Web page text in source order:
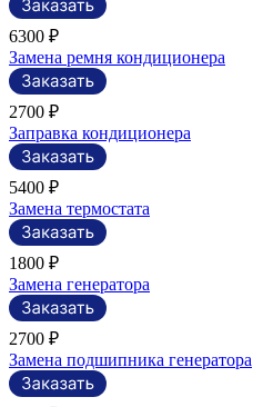
6300 ₽
Замена ремня кондиционера
2700 ₽
Заправка кондиционера
5400 ₽
Замена термостата
1800 ₽
Замена генератора
2700 ₽
Замена подшипника генератора